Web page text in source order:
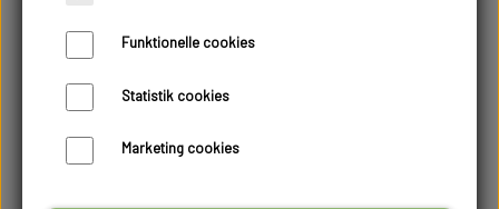
Funktionelle cookies
Statistik cookies
Marketing cookies